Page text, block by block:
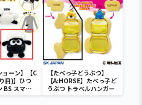
ョーン】【C
目)】ひつ
BS スマホ
ー
【たべっ子どうぶつ】
【A:HORSE】たべっ子ど
うぶつ トラベルハンガー